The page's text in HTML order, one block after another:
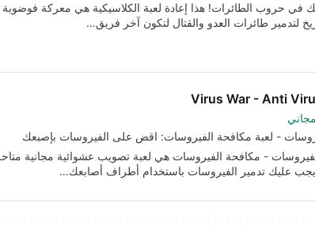
في حروب الطائرات! هذا إعادة لعبة الكلاسيكية هي معركة فوضوية
لتدمير طائرات العدو والقتال لتكون آخر فريق…
Virus War - Anti
- لعبة مكافحة الفيروسات: اقض على الفيروسات بإصبعك
يجب عليك تدمير الفيروسات باستخدام أطراف أصابعك…